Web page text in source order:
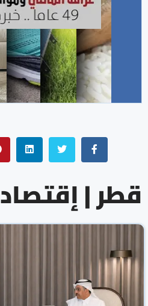
قطر | إقتصاد